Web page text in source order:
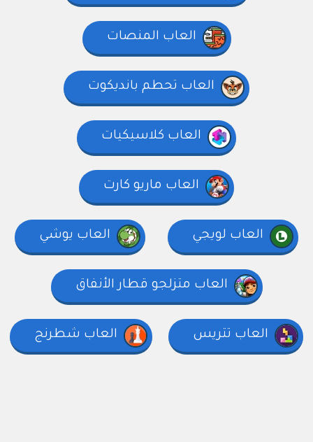
العاب المنصات
العاب تحطم بانديكوت
العاب كلاسيكيات
العاب ماريو كارت
العاب لويجي العاب يوشي
العاب متزلجو قطار الأنفاق
العاب تتريس العاب شطرنج